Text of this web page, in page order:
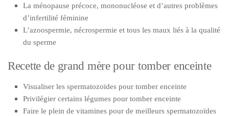
La ménopause précoce, mononucléose et d’autres problèmes
d’infertilité féminine
L’azoospermie, nécrospermie et tous les maux liés à la qualité
du sperme
Recette de grand mère pour tomber enceinte
Visualiser les spermatozoïdes pour tomber enceinte
Privilégier certains légumes pour tomber enceinte
Faire le plein de vitamines pour de meilleurs spermatozoïdes